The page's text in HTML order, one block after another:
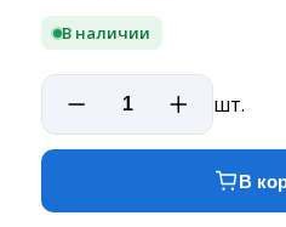
В наличии
шт.
В